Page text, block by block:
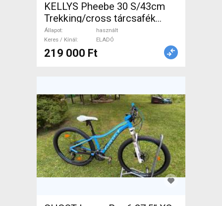
KELLYS Pheebe 30 S/43cm
Trekking/cross tárcsafék
használt ELADÓ
Állapot
használt
Keres / Kínál
ELADÓ
219 000 Ft